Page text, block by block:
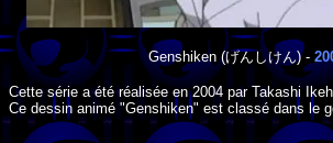
Genshiken(げんしけん) -
Cette série a été réalisée en2004 par Takashi
Ce dessin animé "Genshiken" est classé dans le